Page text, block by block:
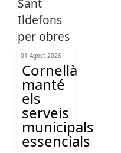
01 Agost 2026
Cornellà
manté
els
serveis
municipals
essencials